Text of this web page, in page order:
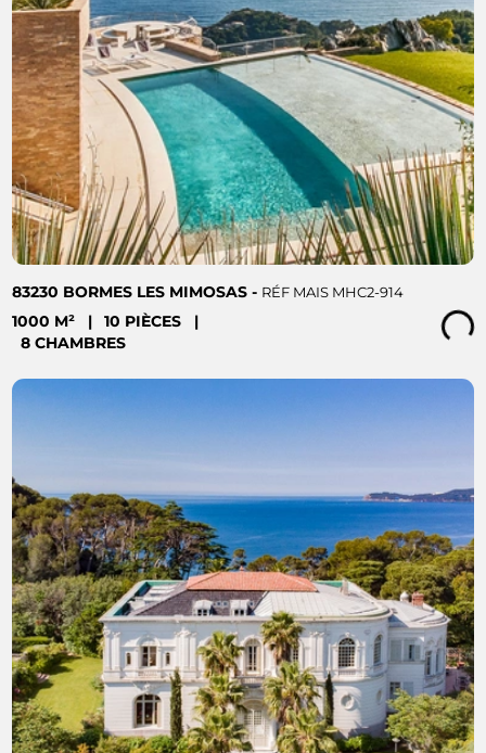
83230 BORMES LES MIMOSAS - RÉF MAIS MHC2-914
1000 M² | 10 PIÈCES
|
8 CHAMBRES
Loading...